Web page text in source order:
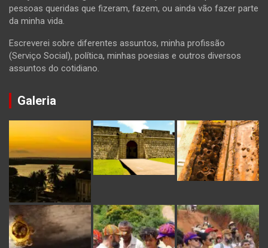
pessoas queridas que fizeram, fazem, ou ainda vão fazer parte
da minha vida.
Escreverei sobre diferentes assuntos, minha profissão
(Serviço Social), política, minhas poesias e outros diversos
assuntos do cotidiano.
Galeria